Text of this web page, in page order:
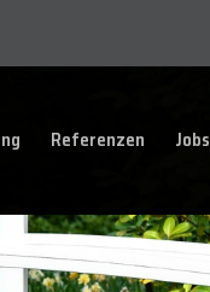
Referenzen Jobs